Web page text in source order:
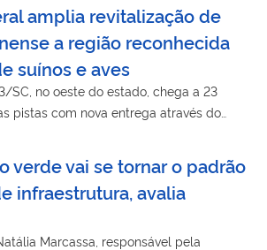
amplia revitalização de
a região reconhecida
suínos e aves
SC, no oeste do estado, chega a 23
pistas com nova entrega através do
verde vai se tornar o padrão
infraestrutura, avalia
Marcassa, responsável pela